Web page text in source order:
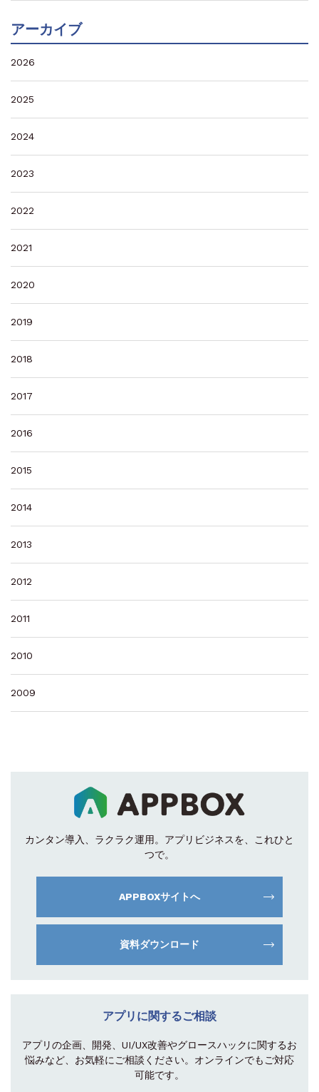
アーカイブ
2026
2025
2024
2023
2022
2021
2020
2019
2018
2017
2016
2015
2014
2013
2012
2011
2010
2009
カンタン導入、ラクラク運用。 アプリビジネスを、これひと
つで。
APPBOXサイトへ
資料ダウンロード
アプリに関するご相談
アプリの企画、開発、UI/UX改善やグロースハックに関するお
悩みなど、お気軽にご相談 ください。オンラインでもご対応
可能です。